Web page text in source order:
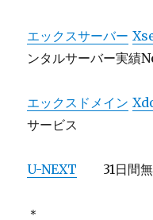
エックスサーバー
ンタルサーバー実績
エックスドメイン
サービス
U-NEXT 31日間無
＊